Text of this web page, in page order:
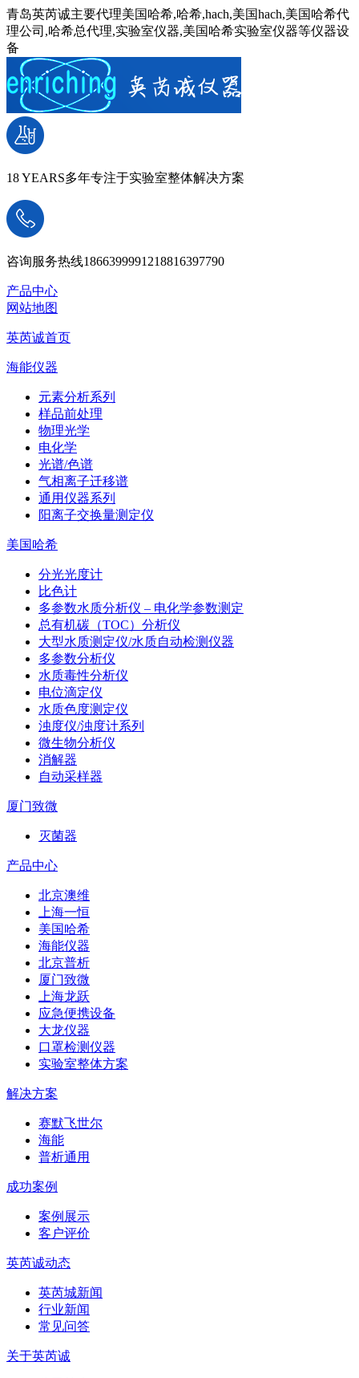
青岛英芮诚主要代理美国哈希,哈希,hach,美国hach,美国哈希代
理公司,哈希总代理,实验室仪器,美国哈希实验室仪器等仪器设
备
18 YEARS多年专注于实验室整体解决方案
咨询服务热线1866399991218816397790
产品中心
网站地图
英芮诚首页
海能仪器
元素分析系列
样品前处理
物理光学
电化学
光谱/色谱
气相离子迁移谱
通用仪器系列
阳离子交换量测定仪
美国哈希
分光光度计
比色计
多参数水质分析仪 – 电化学参数测定
总有机碳（TOC）分析仪
大型水质测定仪/水质自动检测仪器
多参数分析仪
水质毒性分析仪
电位滴定仪
水质色度测定仪
浊度仪/浊度计系列
微生物分析仪
消解器
自动采样器
厦门致微
灭菌器
产品中心
北京澳维
上海一恒
美国哈希
海能仪器
北京普析
厦门致微
上海龙跃
应急便携设备
大龙仪器
口罩检测仪器
实验室整体方案
解决方案
赛默飞世尔
海能
普析通用
成功案例
案例展示
客户评价
英芮诚动态
英芮城新闻
行业新闻
常见问答
关于英芮诚